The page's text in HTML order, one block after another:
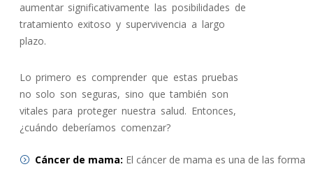
aumentar significativamente las posibilidades de
tratamiento exitoso y supervivencia a largo
plazo.
Lo primero es comprender que estas pruebas
no solo son seguras, sino que también son
vitales para proteger nuestra salud. Entonces,
¿cuándo deberíamos comenzar?
Cáncer de mama: El cáncer de mama es una de las